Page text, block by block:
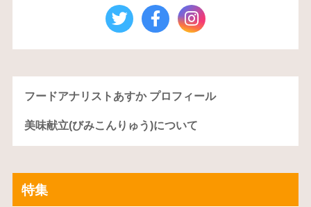
フードアナリストあすか プロフィール
美味献立(びみこんりゅう)について
特集